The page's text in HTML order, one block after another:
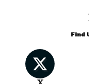
Find